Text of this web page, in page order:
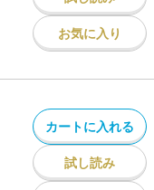
お気に入り
カートに入れる
試し読み